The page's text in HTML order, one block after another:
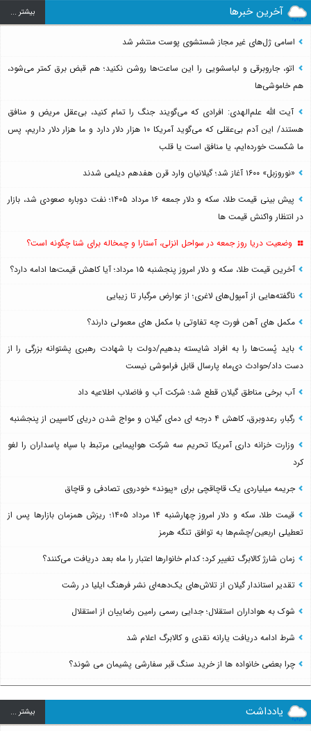
آخرین خبرها بيشتر ...
اسامی ژل‌های غیر مجاز شستشوی پوست منتشر شد
اتو، جاروبرقی و لباسشویی را این ساعت‌ها روشن نکنید؛ هم قبض برق کمتر می‌شود،
هم خاموشی‌ها
آیت الله علم‌الهدی: افرادی که می‌گویند جنگ را تمام کنید، بی‌عقل مریض و منافق
هستند/ این آدم بی‌عقلی که می‌گوید آمریکا ۱۰ هزار دلار دارد و ما هزار دلار داریم، پس
ما شکست خورده‌ایم، یا منافق است یا قلب
«نوروزبل» ۱۶۰۰ آغاز شد؛ گیلانیان وارد قرن هفدهم دیلمی شدند
پیش بینی قیمت طلا، سکه و دلار جمعه ۱۶ مرداد ۱۴۰۵؛ نفت دوباره صعودی شد، بازار
در انتظار واکنش قیمت ها
وضعیت دریا روز جمعه در سواحل انزلی، آستارا و چمخاله برای شنا چگونه است؟
آخرین قیمت طلا، سکه و دلار امروز پنجشنبه ۱۵ مرداد؛ آیا کاهش قیمت‌ها ادامه دارد؟
ناگفته‌هایی از آمپول‌های لاغری؛ از عوارض مرگبار تا زیبایی
مکمل های آهن فورت چه تفاوتی با مکمل های معمولی دارند؟
باید پُست‌ها را به افراد شایسته بدهیم/دولت با شهادت رهبری پشتوانه بزرگی را از
دست داد/حوادث دی‌ماه پارسال قابل فراموشی نیست
آب برخی مناطق گیلان قطع شد؛ شرکت آب و فاضلاب اطلاعیه داد
رگبار، رعدوبرق، کاهش ۴ درجه ای دمای گیلان و مواج شدن دریای کاسپین از پنجشنبه
وزارت خزانه داری آمریکا تحریم سه شرکت هواپیمایی مرتبط با سپاه پاسداران را لغو
کرد
جریمه میلیاردی یک قاچاقچی برای «پیوند» خودروی تصادفی و قاچاق
قیمت طلا، سکه و دلار امروز چهارشنبه ۱۴ مرداد ۱۴۰۵؛ ریزش همزمان بازارها پس از
تعطیلی اربعین/چشم‌ها به توافق تنگه هرمز
زمان شارژ کالابرگ تغییر کرد؛ کدام خانوارها اعتبار را ماه بعد دریافت می‌کنند؟
تقدیر استاندار گیلان از تلاش‌های یک‌دهه‌ای نشر فرهنگ ایلیا در رشت
شوک به هواداران استقلال؛ جدایی رسمی رامین رضاییان از استقلال
شرط ادامه دریافت یارانه نقدی و کالابرگ اعلام شد
چرا بعضی خانواده ها از خرید سنگ قبر سفارشی پشیمان می شوند؟
یادداشت بيشتر ...